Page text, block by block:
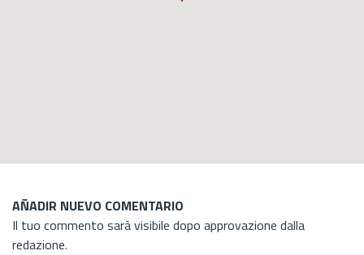
AÑADIR NUEVO COMENTARIO
Il tuo commento sarà visibile dopo approvazione dalla
redazione.